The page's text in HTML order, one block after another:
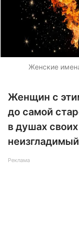
Женские
Женщин с
до самой
в душах
Реклама